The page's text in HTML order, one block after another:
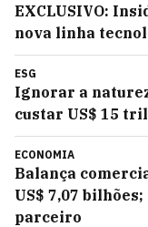
EXCLUSIVO:
nova linha
ESG
Ignorar a
custar US$ 15
ECONOMIA
Balança
US$ 7,07
parceiro